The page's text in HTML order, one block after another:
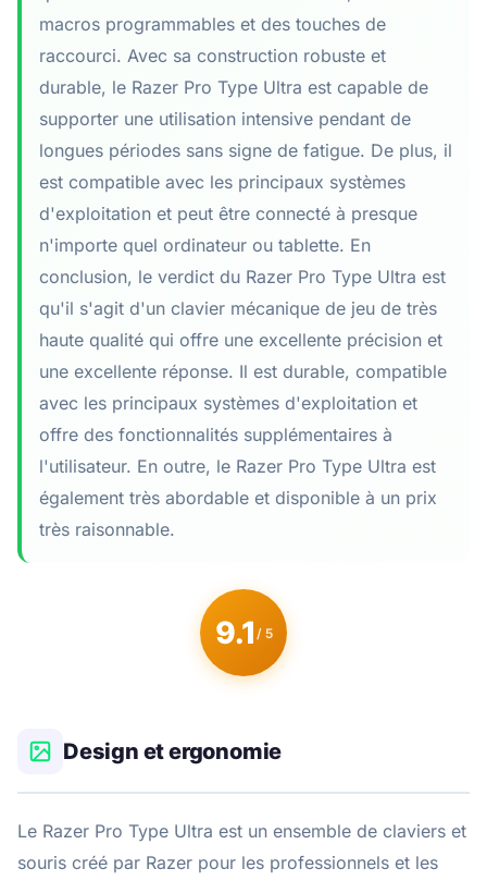
macros programmables et des touches de
raccourci. Avec sa construction robuste et
durable, le Razer Pro Type Ultra est capable de
supporter une utilisation intensive pendant de
longues périodes sans signe de fatigue. De plus, il
est compatible avec les principaux systèmes
d'exploitation et peut être connecté à presque
n'importe quel ordinateur ou tablette. En
conclusion, le verdict du Razer Pro Type Ultra est
qu'il s'agit d'un clavier mécanique de jeu de très
haute qualité qui offre une excellente précision et
une excellente réponse. Il est durable, compatible
avec les principaux systèmes d'exploitation et
offre des fonctionnalités supplémentaires à
l'utilisateur. En outre, le Razer Pro Type Ultra est
également très abordable et disponible à un prix
très raisonnable.
9.1 / 5
Design et ergonomie
Le Razer Pro Type Ultra est un ensemble de claviers et
souris créé par Razer pour les professionnels et les